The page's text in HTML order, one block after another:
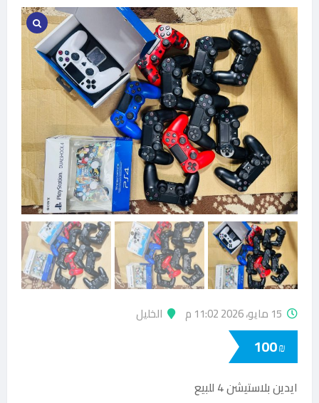
15 مايو، 2026 11:02 م الخليل
100₪
ايدين بلاستيشن 4 للبيع